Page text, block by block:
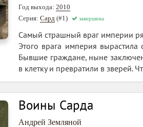
Год выхода: 2010
Серия: Сард (#1) завершена
Самый страшный враг империи
Этого врага империя
Бывшие граждане, ныне
в клетку и превратили в зверей.
Воины Сарда
Андрей Земляной